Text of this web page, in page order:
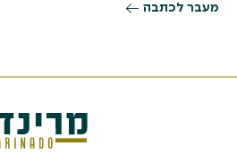
מעבר לכתבה